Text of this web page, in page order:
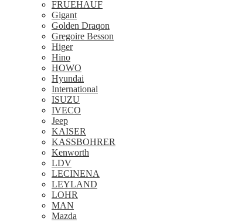
FRUEHAUF
Gigant
Golden Draqon
Gregoire Besson
Higer
Hino
HOWO
Hyundai
International
ISUZU
IVECO
Jeep
KAISER
KASSBOHRER
Kenworth
LDV
LECINENA
LEYLAND
LOHR
MAN
Mazda